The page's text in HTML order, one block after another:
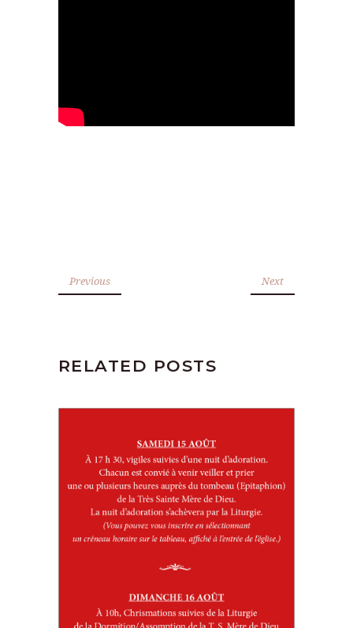
Previous Next
RELATED POSTS